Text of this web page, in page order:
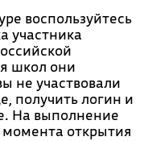
воспользуйтесь
участника
школ они
не участвовали
получить логин и
На выполнение
момента открытия